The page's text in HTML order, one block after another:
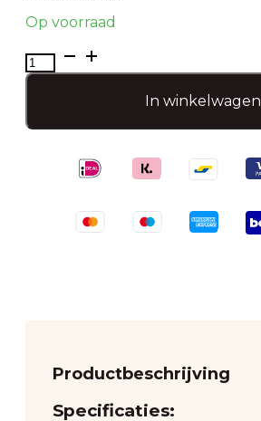
Op voorraad
Vaas
Bukan
In winkelwagen
Productbeschrijving
Specificaties: